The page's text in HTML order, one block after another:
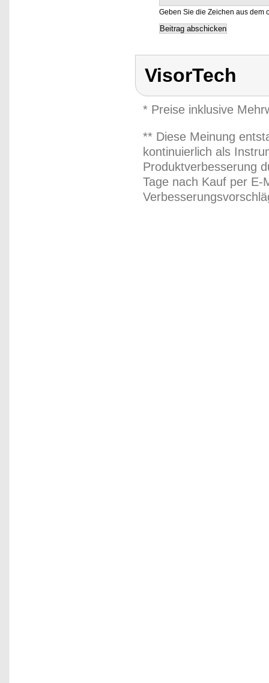
Geben Sie die Zeichen aus dem
VisorTech
* Preise inklusive
** Diese Meinung
kontinuierlich als
Produktverbesserung
Tage nach Kauf per E-